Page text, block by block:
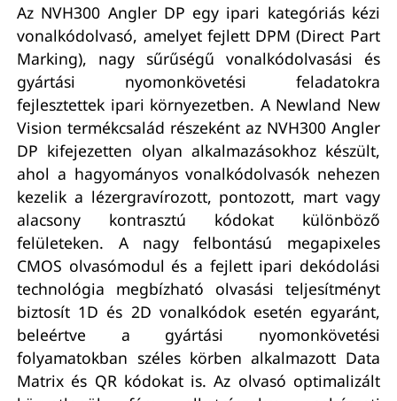
Az NVH300 Angler DP egy ipari kategóriás kézi
vonalkódolvasó, amelyet fejlett DPM (Direct Part
Marking), nagy sűrűségű vonalkódolvasási és
gyártási nyomonkövetési feladatokra
fejlesztettek ipari környezetben. A Newland New
Vision termékcsalád részeként az NVH300 Angler
DP kifejezetten olyan alkalmazásokhoz készült,
ahol a hagyományos vonalkódolvasók nehezen
kezelik a lézergravírozott, pontozott, mart vagy
alacsony kontrasztú kódokat különböző
felületeken. A nagy felbontású megapixeles
CMOS olvasómodul és a fejlett ipari dekódolási
technológia megbízható olvasási teljesítményt
biztosít 1D és 2D vonalkódok esetén egyaránt,
beleértve a gyártási nyomonkövetési
folyamatokban széles körben alkalmazott Data
Matrix és QR kódokat is. Az olvasó optimalizált